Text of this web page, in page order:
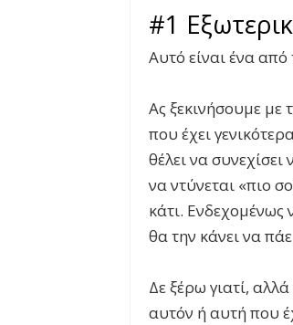
#1
Αυτό είναι ένα
Ας ξεκινήσουμε με
που έχει
θέλει να συνεχίσει
να ντύνεται «πιο
κάτι. Ενδεχομένως
θα την κάνει να
Δε ξέρω γιατί,
αυτόν ή αυτή που